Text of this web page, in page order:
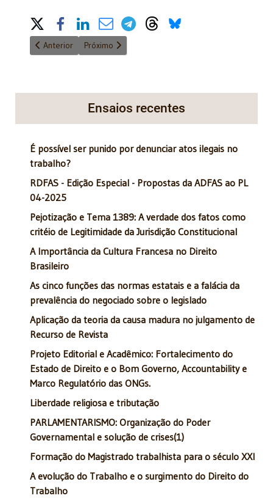
Share on Social Media
Artigo anterior: O caos legislativo e a insegurança jurídica que
Anterior Próximo artigo: Inconstitucionalidade e inutilidade
Próximo
Ensaios recentes
É possível ser punido por denunciar atos ilegais no
trabalho?
RDFAS - Edição Especial - Propostas da ADFAS ao PL
04-2025
Pejotização e Tema 1389: A verdade dos fatos como
critéio de Legitimidade da Jurisdição Constitucional
A Importância da Cultura Francesa no Direito
Brasileiro
As cinco funções das normas estatais e a falácia da
prevalência do negociado sobre o legislado
Aplicação da teoria da causa madura no julgamento de
Recurso de Revista
Projeto Editorial e Acadêmico: Fortalecimento do
Estado de Direito e o Bom Governo, Accountability e
Marco Regulatório das ONGs.
Liberdade religiosa e tributação
PARLAMENTARISMO: Organização do Poder
Governamental e solução de crises(1)
Formação do Magistrado trabalhista para o século XXI
A evolução do Trabalho e o surgimento do Direito do
Trabalho